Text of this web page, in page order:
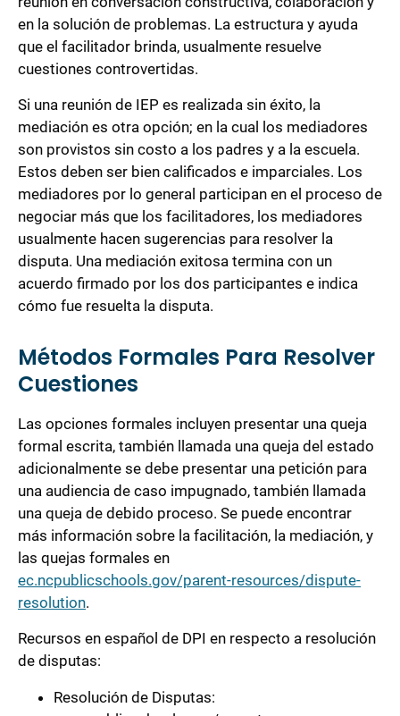
en la solución de problemas. La estructura y ayuda
que el facilitador brinda, usualmente resuelve
cuestiones controvertidas.
Si una reunión de IEP es realizada sin éxito, la
mediación es otra opción; en la cual los mediadores
son provistos sin costo a los padres y a la escuela.
Estos deben ser bien calificados e imparciales. Los
mediadores por lo general participan en el proceso de
negociar más que los facilitadores, los mediadores
usualmente hacen sugerencias para resolver la
disputa. Una mediación exitosa termina con un
acuerdo firmado por los dos participantes e indica
cómo fue resuelta la disputa.
Métodos Formales Para Resolver
Cuestiones
Las opciones formales incluyen presentar una queja
formal escrita, también llamada una queja del estado
adicionalmente se debe presentar una petición para
una audiencia de caso impugnado, también llamada
una queja de debido proceso. Se puede encontrar
más información sobre la facilitación, la mediación, y
las quejas formales en
ec.ncpublicschools.gov/parent-resources/dispute-
resolution.
Recursos en español de DPI en respecto a resolución
de disputas:
Resolución de Disputas: